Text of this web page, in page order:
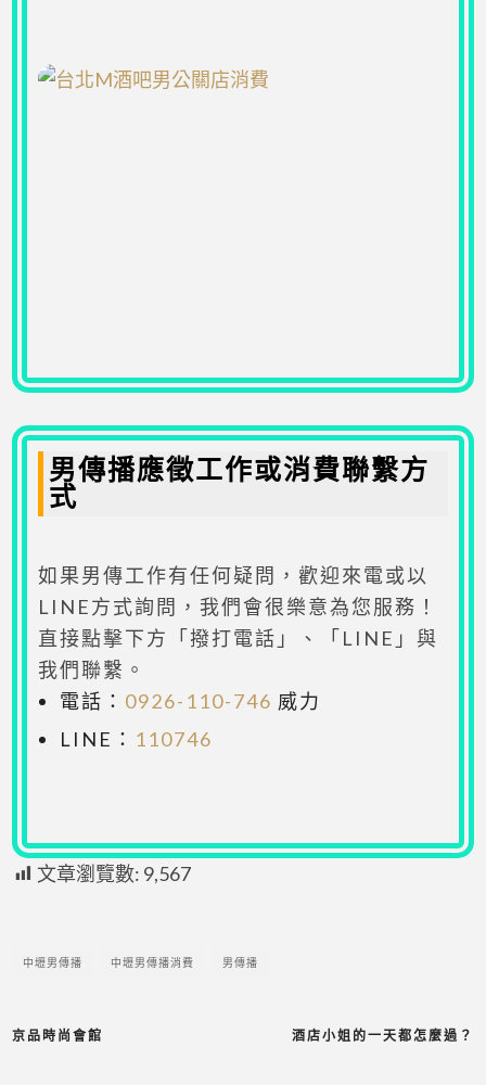
男傳播應徵工作或消費聯繫方
式
如果男傳工作有任何疑問，歡迎來電或以
LINE方式詢問，我們會很樂意為您服務！
直接點擊下方「撥打電話」、「LINE」與
我們聯繫。
電話： 0926-110-746 威力
LINE： 110746
文章瀏覽數: 9,567
中壢男傳播 中壢男傳播消費 男傳播
酒店小姐的一天都怎麼過？
京品時尚會館